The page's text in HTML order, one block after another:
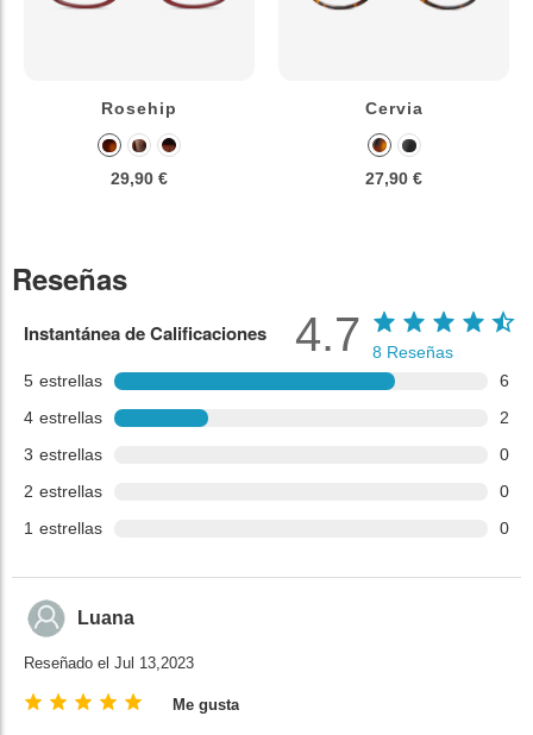
Rosehip
29,90 €
Cervia
27,90 €
Reseñas
Instantánea de Calificaciones
5 estrellas
6
4 estrellas
2
3 estrellas
0
2 estrellas
0
1 estrellas 0
4.7 8 Reseñas
Luana
Reseñado el Jul 13,2023
Me gusta